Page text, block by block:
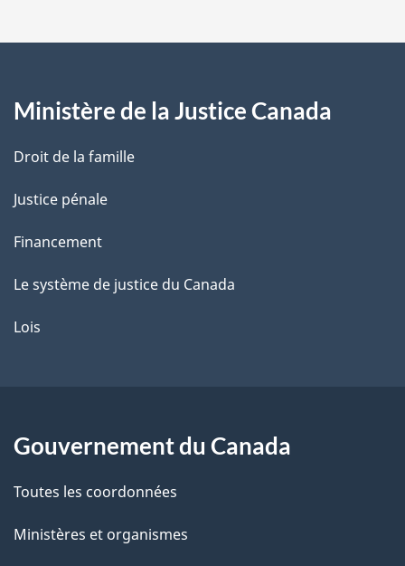
a
e
Ministère de la Justice Canada
Droit de la famille
Justice pénale
Financement
Le système de justice du Canada
Lois
Gouvernement du Canada
Toutes les coordonnées
Ministères et organismes